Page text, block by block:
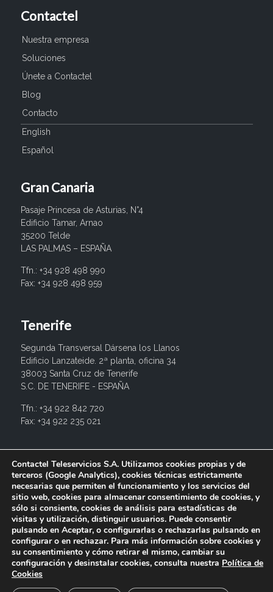
Contactel
Nuestra empresa
Soluciones
Únete a Contactel
Blog
Contacto
English
Español
Gran Canaria
Pasaje Princesa de Asturias, N°4
Edificio Tamar, Arnao
35200 Telde
LAS PALMAS – ESPAÑA
Tfn.: +34 928 498 990
Fax: +34 928 498 959
Tenerife
Segunda Transversal Dársena los Llanos
Edificio Lanzateide. 2ª planta, oficina 34
38003 Santa Cruz de Tenerife
S.C. DE TENERIFE - ESPAÑA
Tfn.: +34 922 842 720
Fax: +34 922 235 021
info@contactel.es
© 2017 Contactel Teleservicios SA. Todos los derechos
reservados.
Contactel Teleservicios S.A. Utilizamos cookies propias y de
terceros (Google Analytics), cookies técnicas estrictamente
necesarias que permiten el funcionamiento y los servicios del
sitio web, cookies para almacenar consentimiento de cookies, y
sólo si consiente, cookies de análisis para estadísticas de
visitas y utilización, distinguir usuarios. Puede consentir
pulsando en Aceptar, o configurarlas o rechazarlas pulsando en
configurar o en rechazar. Para más información sobre cookies y
su consentimiento y cómo retirar el mismo, cambiar su
configuración y desinstalar cookies, consulta nuestra Política de
Cookies